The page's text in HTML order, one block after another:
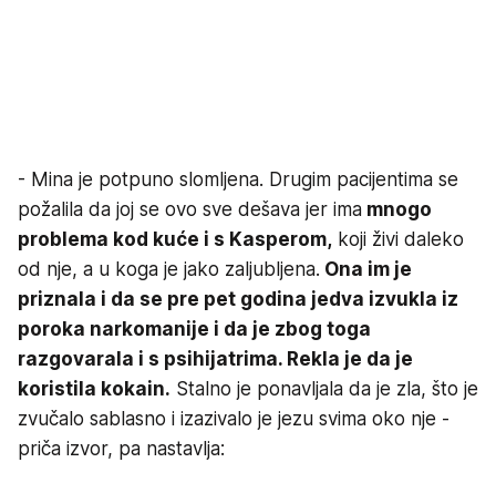
- Mina je potpuno slomljena. Drugim pacijentima se
požalila da joj se ovo sve dešava jer ima mnogo
problema kod kuće i s Kasperom, koji živi daleko
od nje, a u koga je jako zaljubljena. Ona im je
priznala i da se pre pet godina jedva izvukla iz
poroka narkomanije i da je zbog toga
razgovarala i s psihijatrima. Rekla je da je
koristila kokain. Stalno je ponavljala da je zla, što je
zvučalo sablasno i izazivalo je jezu svima oko nje -
priča izvor, pa nastavlja: